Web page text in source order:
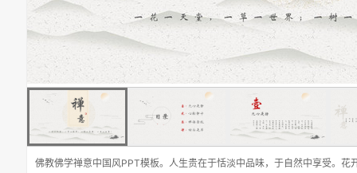
佛教佛学禅意中国风PPT模板。人生贵在于恬淡中品味，于自然中享受。花